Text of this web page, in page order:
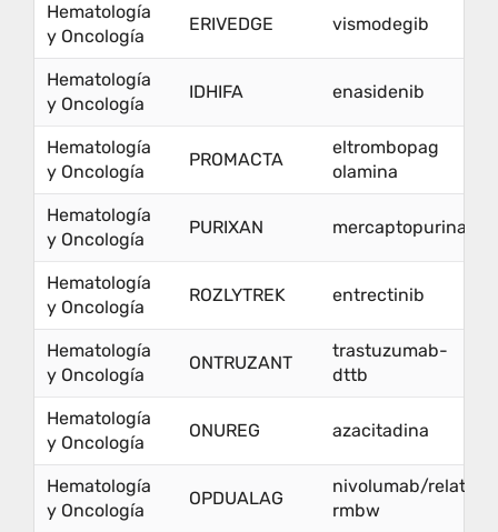
Hematología
y Oncología
ERIVEDGE vismodegib
Hematología
y Oncología
IDHIFA enasidenib
Hematología
y Oncología
PROMACTA
eltrombopag
olamina
Hematología
y Oncología
PURIXAN mercaptopurina
Hematología
y Oncología
ROZLYTREK entrectinib
Hematología
y Oncología
ONTRUZANT
trastuzumab-
dttb
Hematología
y Oncología
ONUREG azacitadina
Hematología
y Oncología
OPDUALAG
nivolumab/
rmbw